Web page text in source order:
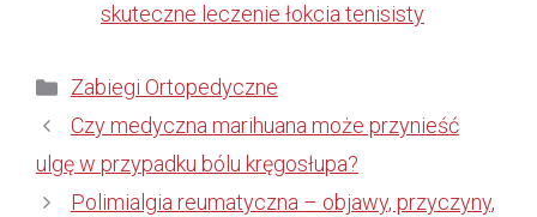
skuteczne leczenie łokcia tenisisty
Kategorie
Zabiegi Ortopedyczne
Czy medyczna marihuana może przynieść
ulgę w przypadku bólu kręgosłupa?
Polimialgia reumatyczna – objawy, przyczyny,